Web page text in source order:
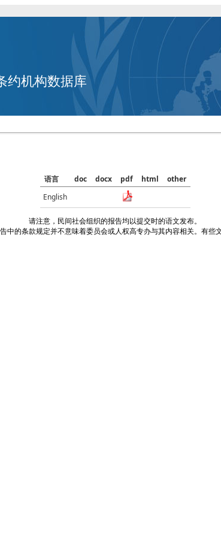
约机构数据库
语言 doc docx pdf html
other
English
请注意，民间社会组织的报告均以提交时的语文发布。
中的条款规定并不意味着委员会或人权高专办与其内容相关。有些